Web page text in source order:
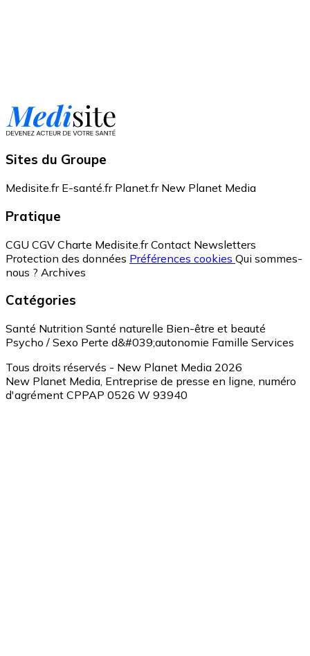
Sites du Groupe
Medisite.fr E-santé.fr Planet.fr New Planet Media
Pratique
CGU CGV Charte Medisite.fr Contact Newsletters
Protection des données Préférences cookies Qui sommes-
nous ? Archives
Catégories
Santé Nutrition Santé naturelle Bien-être et beauté
Psycho / Sexo Perte d&#039;autonomie Famille Services
Tous droits réservés - New Planet Media 2026
New Planet Media, Entreprise de presse en ligne, numéro
d'agrément CPPAP 0526 W 93940